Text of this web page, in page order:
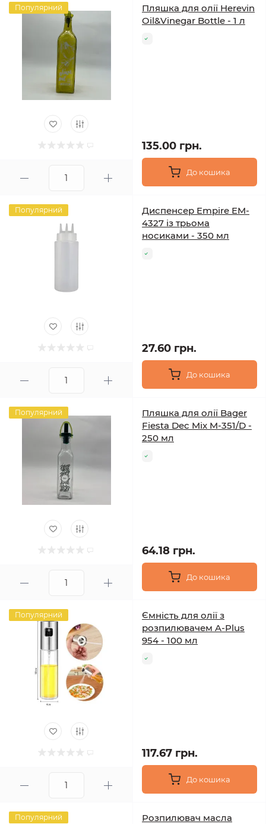
Популярний
Пляшка для олії Herevin
Oil&Vinegar Bottle - 1 л
135.00 грн.
До кошика
Популярний
Диспенсер Empire EM-
4327 із трьома
носиками - 350 мл
27.60 грн.
До кошика
Популярний
Пляшка для олії Bager
Fiesta Dec Mix M-351/D -
250 мл
64.18 грн.
До кошика
Популярний
Ємність для олії з
розпилювачем A-Plus
954 - 100 мл
117.67 грн.
До кошика
Популярний
Розпилювач масла